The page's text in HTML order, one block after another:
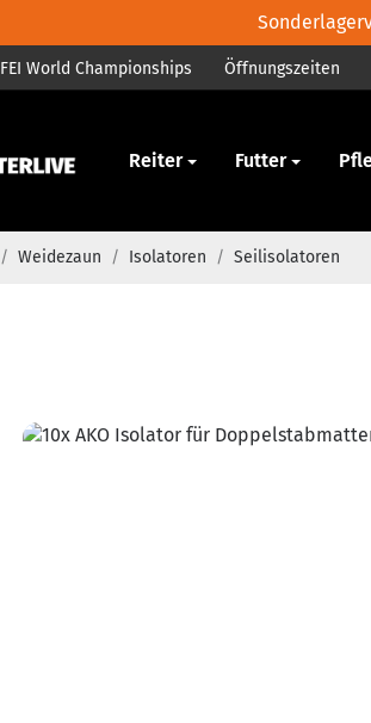
FEI World Championships Öffnungszeiten
Pferd Reiter Futter
/ Weidezaun / Isolatoren / Seilisolatoren